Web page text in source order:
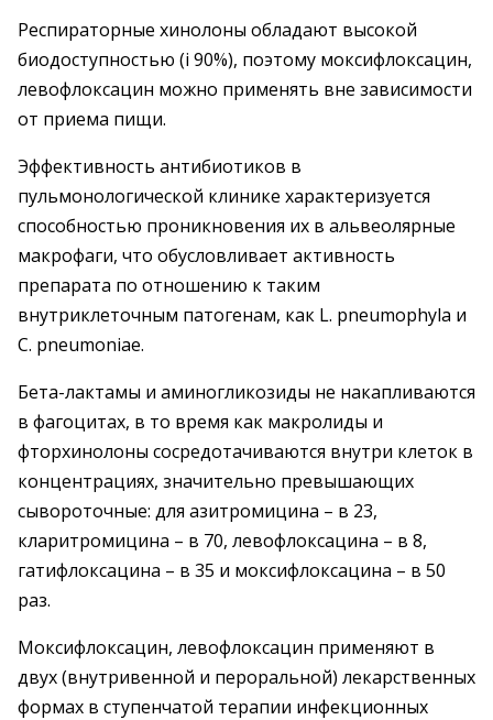
Респираторные хинолоны обладают высокой
биодоступностью (і 90%), поэтому моксифлоксацин,
левофлоксацин можно применять вне зависимости
от приема пищи.
Эффективность антибиотиков в
пульмонологической клинике характеризуется
способностью проникновения их в альвеолярные
макрофаги, что обусловливает активность
препарата по отношению к таким
внутриклеточным патогенам, как L. pneumophyla и
C. pneumoniae.
Бета-лактамы и аминогликозиды не накапливаются
в фагоцитах, в то время как макролиды и
фторхинолоны сосредотачиваются внутри клеток в
концентрациях, значительно превышающих
сывороточные: для азитромицина – в 23,
кларитромицина – в 70, левофлоксацина – в 8,
гатифлоксацина – в 35 и моксифлоксацина – в 50
раз.
Моксифлоксацин, левофлоксацин применяют в
двух (внутривенной и пероральной) лекарственных
формах в ступенчатой терапии инфекционных